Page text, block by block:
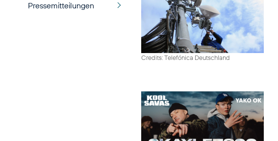
Pressemitteilungen
Credits: Telefónica Deutschland